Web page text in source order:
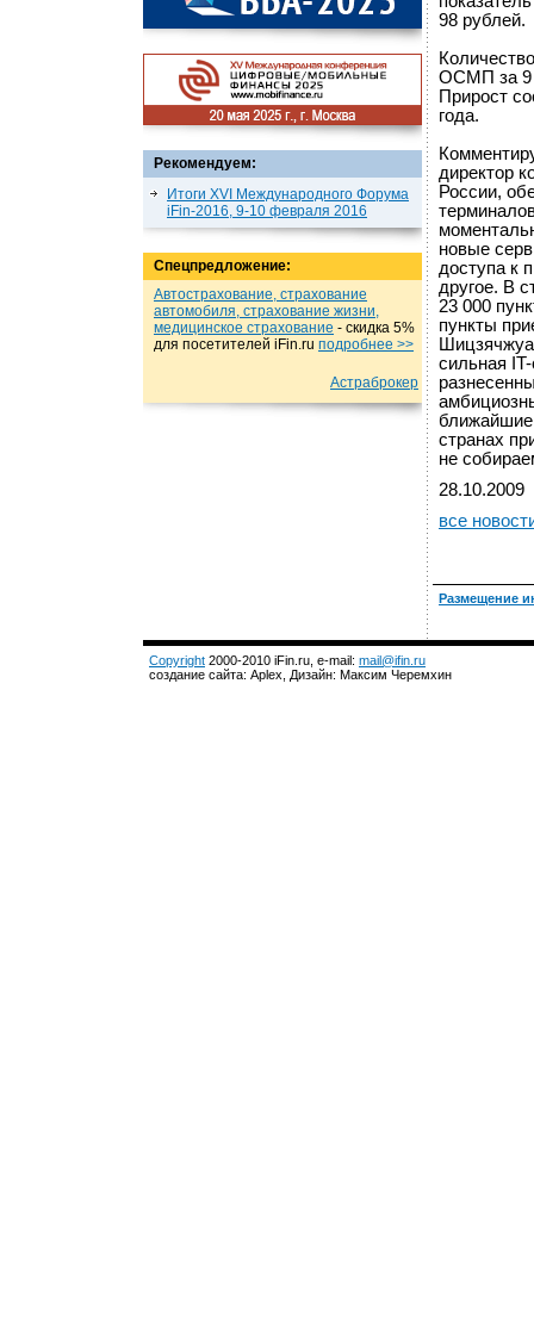
Рекомендуем:
Итоги XVI Международного Форума
iFin-2016, 9-10 февраля 2016
Спецпредложение:
Автострахование, страхование
автомобиля, страхование жизни,
медицинское страхование - cкидка 5%
для посетителей iFin.ru подробнеe >>
Астраброкер
98 рублей.
ОСМП за 9
Прирост
года.
директор
России,
новые
доступа к
другое. В
23 000
пункты
сильная
странах
не
28.10.2009
все
Размещение
Copyright 2000-2010 iFin.ru, e-mail: mail@ifin.ru
создание сайта: Aplex, Дизайн: Максим Черемхин